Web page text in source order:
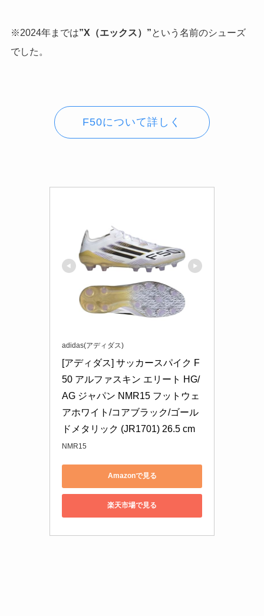
※2024年までは”X（エックス）”という名前のシューズ
でした。
F50について詳しく
adidas(アディダス)
[アディダス] サッカースパイク F
50 アルファスキン エリート HG/
AG ジャパン NMR15 フットウェ
アホワイト/コアブラック/ゴール
ドメタリック (JR1701) 26.5 cm
NMR15
Amazonで見る
楽天市場で見る